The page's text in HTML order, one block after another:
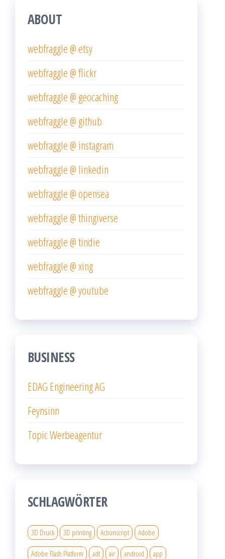
ABOUT
webfraggle @ etsy
webfraggle @ flickr
webfraggle @ geocaching
webfraggle @ github
webfraggle @ instagram
webfraggle @ linkedin
webfraggle @ opensea
webfraggle @ thingiverse
webfraggle @ tindie
webfraggle @ xing
webfraggle @ youtube
BUSINESS
EDAG Engineering AG
Feynsinn
Topic Werbeagentur
SCHLAGWÖRTER
3D Druck 3D printing Actionscript Adobe
Adobe Flash Platform adt air android app